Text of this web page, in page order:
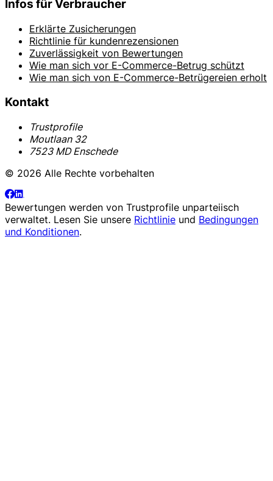
Infos für Verbraucher
Erklärte Zusicherungen
Richtlinie für kundenrezensionen
Zuverlässigkeit von Bewertungen
Wie man sich vor E-Commerce-Betrug schützt
Wie man sich von E-Commerce-Betrügereien erholt
Kontakt
Trustprofile
Moutlaan 32
7523 MD Enschede
© 2026 Alle Rechte vorbehalten
Bewertungen werden von Trustprofile unparteiisch
verwaltet. Lesen Sie unsere Richtlinie und Bedingungen
und Konditionen.